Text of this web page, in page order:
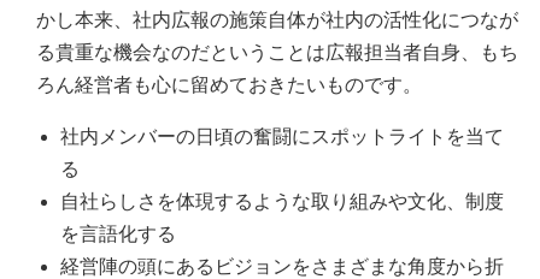
かし本来、社内広報の施策自体が社内の活性化につなが
る貴重な機会なのだということは広報担当者自身、もち
ろん経営者も心に留めておきたいものです。
社内メンバーの日頃の奮闘にスポットライトを当て
る
自社らしさを体現するような取り組みや文化、制度
を言語化する
経営陣の頭にあるビジョンをさまざまな角度から折